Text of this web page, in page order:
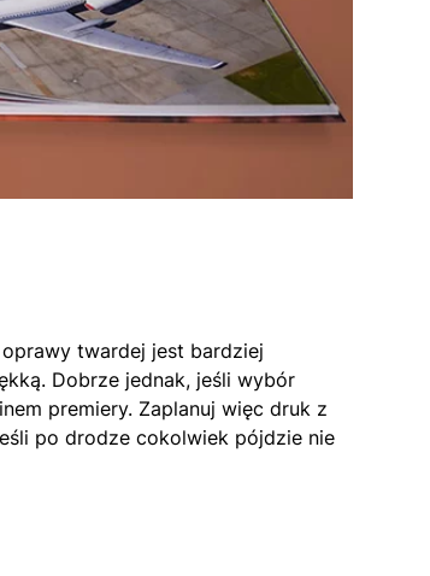
twardej jest bardziej
Dobrze jednak, jeśli wybór
premiery. Zaplanuj więc druk z
po drodze cokolwiek pójdzie nie